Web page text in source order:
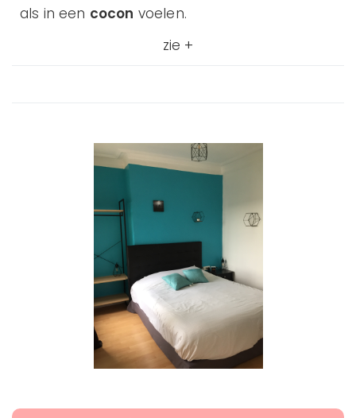
als in een cocon voelen.
zie +